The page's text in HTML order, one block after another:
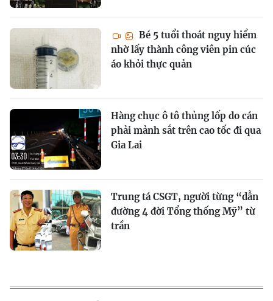
Bé 5 tuổi thoát nguy hiểm
nhờ lấy thành công viên pin cúc
áo khỏi thực quản
Hàng chục ô tô thủng lốp do cán
phải mảnh sắt trên cao tốc đi qua
Gia Lai
Trung tá CSGT, người từng “dẫn
đường 4 đời Tổng thống Mỹ” từ
trần